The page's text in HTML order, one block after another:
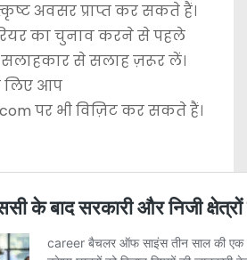
अवसर प्राप्त कर सकते हैं।
का चुनाव करने से पहले
सलाहकार से सलाह ज़रूर लें।
लिए आप
पर भी विज़िट कर सकते हैं।